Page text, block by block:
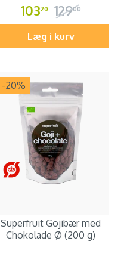
10320 12900
Læg i kurv
-20%
Superfruit Gojibær med
Chokolade Ø (200 g)